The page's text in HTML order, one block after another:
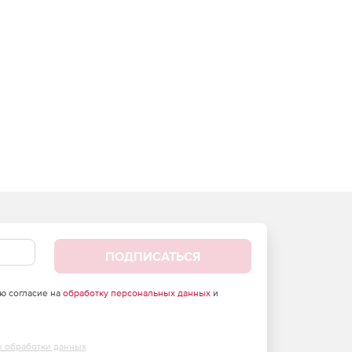
ПОДПИСАТЬСЯ
согласие на обработку персональных данныхи
обработки данных